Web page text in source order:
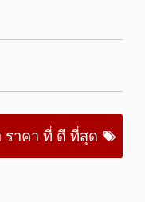
ราคา ที่ ดี ที่สุด